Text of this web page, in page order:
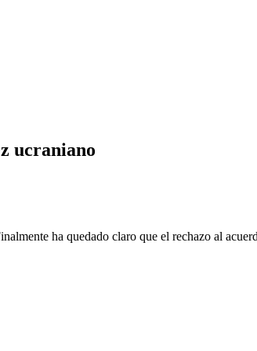
ucraniano
ha quedado claro que el rechazo al